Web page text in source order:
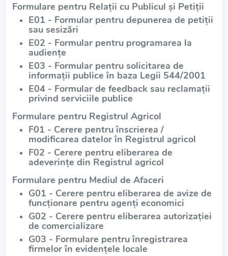
Formulare pentru Relații cu Publicul și Petiții
E01 - Formular pentru depunerea de petiții
sau sesizări
E02 - Formular pentru programarea la
audiențe
E03 - Formular pentru solicitarea de
informații publice în baza Legii 544/2001
E04 - Formular de feedback sau reclamații
privind serviciile publice
Formulare pentru Registrul Agricol
F01 - Cerere pentru înscrierea /
modificarea datelor în Registrul agricol
F02 - Cerere pentru eliberarea de
adeverințe din Registrul agricol
Formulare pentru Mediul de Afaceri
G01 - Cerere pentru eliberarea de avize de
funcționare pentru agenți economici
G02 - Cerere pentru eliberarea autorizației
de comercializare
G03 - Formulare pentru înregistrarea
firmelor în evidențele locale